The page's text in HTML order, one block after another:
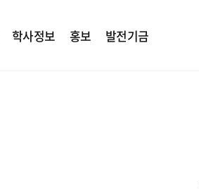
학사정보 홍보 발전기금